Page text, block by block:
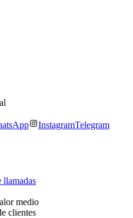
InstagramTelegram
medio
clientes